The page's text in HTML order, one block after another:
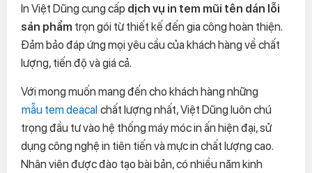
In Việt Dũng cung cấp dịch vụ in tem mũi tên dán lỗi
sản phẩm trọn gói từ thiết kế đến gia công hoàn thiện.
Đảm bảo đáp ứng mọi yêu cầu của khách hàng về chất
lượng, tiến độ và giá cả.
Với mong muốn mang đến cho khách hàng những
mẫu tem deacal chất lượng nhất, Việt Dũng luôn chú
trọng đầu tư vào hệ thống máy móc in ấn hiện đại, sử
dụng công nghệ in tiên tiến và mực in chất lượng cao.
Nhân viên được đào tạo bài bản, có nhiều năm kinh